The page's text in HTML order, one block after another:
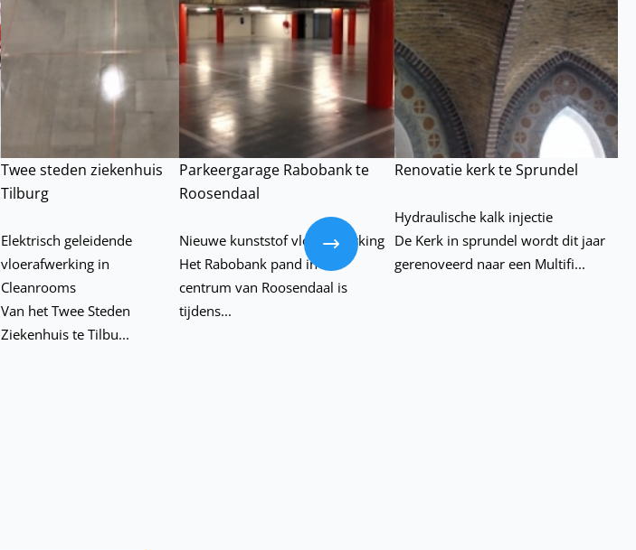
Twee steden ziekenhuis
Tilburg
Elektrisch geleidende
vloerafwerking in
Cleanrooms
Van het Twee Steden
Ziekenhuis te Tilbu...
Parkeergarage Rabobank te
Roosendaal
Nieuwe kunststof vloerafwerking
Het Rabobank pand in het
centrum van Roosendaal is
tijdens...
Renovatie kerk te Sprundel
Hydraulische kalk injectie
De Kerk in sprundel wordt dit jaar
gerenoveerd naar een Multifi...
Volgende